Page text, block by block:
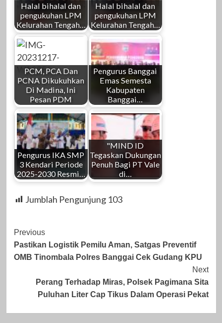
Halal bihalal dan
pengukuhan LPM
Kelurahan Tengah…
Halal bihalal dan
pengukuhan LPM
Kelurahan Tengah…
PCM, PCA Dan
PCNA Dikukuhkan
Di Madina, Ini
Pesan PDM
Pengurus Banggai
Emas Semesta
Kabupaten
Banggai…
Pengurus IKA SMP
3 Kendari Periode
2025-2030 Resmi…
"MIND ID
Tegaskan Dukungan
Penuh Bagi PT Vale
di…
Jumblah Pengunjung 103
Post
Navigation
Previous
Pastikan Logistik Pemilu Aman, Satgas Preventif
OMB Tinombala Polres Banggai Cek Gudang KPU
Next
Perang Terhadap Miras, Polsek Pagimana Sita
Puluhan Liter Cap Tikus Dalam Operasi Pekat